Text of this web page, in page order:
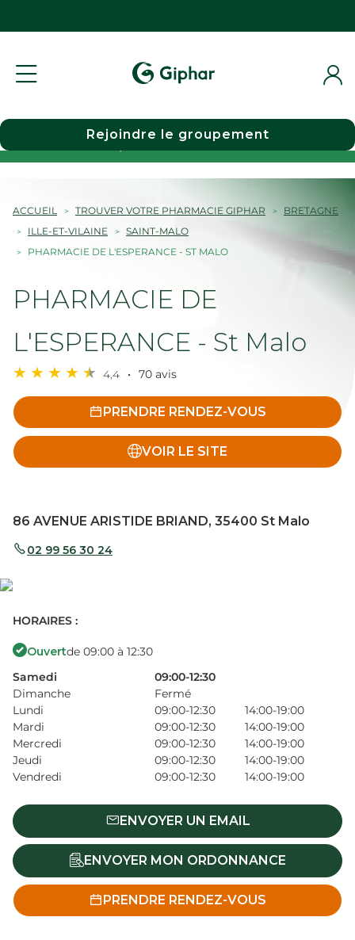
Choisir une pharmacie
Rejoindre le groupement
ACCUEIL TROUVER VOTRE PHARMACIE GIPHAR
BRETAGNE
ILLE-ET-VILAINE
SAINT-MALO
PHARMACIE DE L'ESPERANCE - ST MALO
PHARMACIE DE
L'ESPERANCE - St Malo
4,4 70 avis
PRENDRE RENDEZ-VOUS
VOIR LE SITE
86 AVENUE ARISTIDE BRIAND, 35400 St Malo
02 99 56 30 24
HORAIRES :
Ouvertde 09:00 à 12:30
Samedi
09:00-12:30
Dimanche
Fermé
Lundi
09:00-12:30
14:00-19:00
Mardi
09:00-12:30
14:00-19:00
Mercredi
09:00-12:30
14:00-19:00
Jeudi
09:00-12:30
14:00-19:00
Vendredi
09:00-12:30 14:00-19:00
ENVOYER UN EMAIL
ENVOYER MON ORDONNANCE
PRENDRE RENDEZ-VOUS